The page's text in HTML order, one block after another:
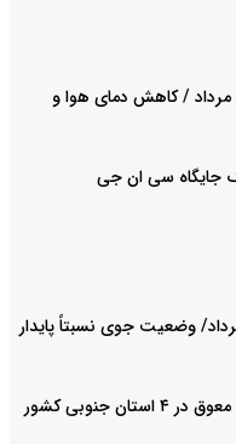
پیش بینی هوای مازندران فردا پنجشنبه ۱۵ مرداد / کاهش دمای هوا و
جایگاه سی ان جی
بینی هوای قزوین فردا پنجشنبه ۱۵ مرداد/ وضعیت جوی نسبتاً پایدار
اطلاعیه مهم درباره برگزاری امتحانات نهایی معوق در ۴ استان جنوبی کشور